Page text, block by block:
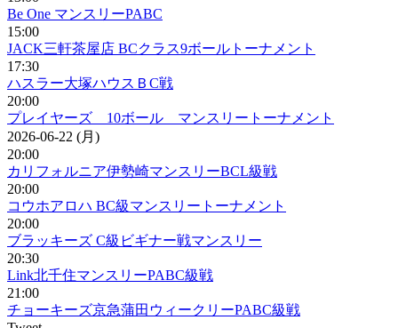
Be One マンスリーPABC
15:00
JACK三軒茶屋店 BCクラス9ボールトーナメント
17:30
ハスラー大塚ハウスＢC戦
20:00
プレイヤーズ 10ボール マンスリートーナメント
2026-06-22 (月)
20:00
カリフォルニア伊勢崎マンスリーBCL級戦
20:00
コウホアロハ BC級マンスリートーナメント
20:00
ブラッキーズ C級ビギナー戦マンスリー
20:30
Link北千住マンスリーPABC級戦
21:00
チョーキーズ京急蒲田ウィークリーPABC級戦